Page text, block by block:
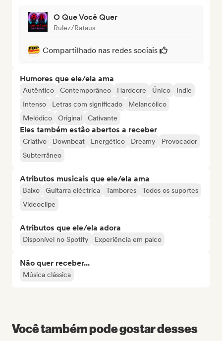
O Que Você Quer
Rulez/Rataus
Compartilhado nas redes sociais
Humores que ele/ela ama
Autêntico Contemporâneo Hardcore Único
Indie
Intenso
Letras com significado
Melancólico
Melódico
Original Cativante
Eles também estão abertos a receber
Criativo Downbeat Energético Dreamy
Provocador
Subterrâneo
Atributos musicais que ele/ela ama
Baixo Guitarra eléctrica Tambores
Todos os suportes
Videoclipe
Atributos que ele/ela adora
Disponível no Spotify Experiência em palco
Não quer receber...
Música clássica
Você também pode gostar desses